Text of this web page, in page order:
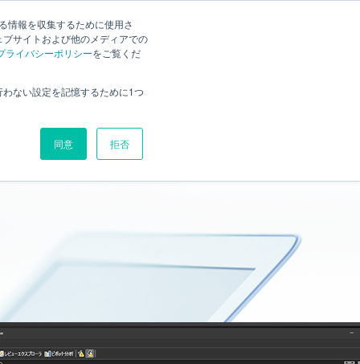
情報を収集するために使用さ
サイトおよび他のメディアでの
ライバシーポリシーをご覧くだ
ない設定を記憶するために1つ
同意 拒否
価格 ブログ
評価版ダウンロード